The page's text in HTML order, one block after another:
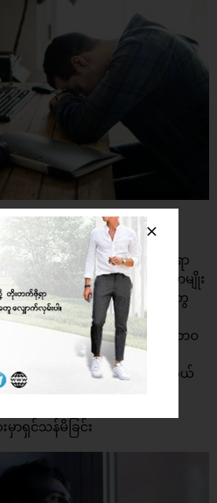
ာင် သူတို့ခံနိုင်တဲ့ဝိတ်ထက်ပိုတဲ့အရာ
မယ်ဆိုရင် ကျိုးကျတာ ပျက်စီးတာမျိုး
လူဆိုတာလည်း လမ်းတွေတံတားတွေ
န်ကို မရမကထမ်းရွက်ထားရင်
လာဖို့ပဲရှိပါတယ်။ ဒါကြောင့် ကိုယ်ဘဝ
အရာတွေ မနိုင်ဝန်ထမ်းမိတဲ့
လျော့ချပြီး တစ်နိုင်တစ်ပိုင် ကိုယ်
င့်ပါတယ်။
ာရှင်သန်မိခြင်း